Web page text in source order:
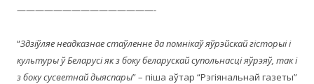
———————————————-
“Здзіўляе неадказнае стаўленне да помнікаў яўрэйскай гісторыі і
культуры ў Беларусі як з боку беларускай супольнасці яўрэяў, так і
з боку сусветнай дыяспары” – піша аўтар “Рэгіянальнай газеты”